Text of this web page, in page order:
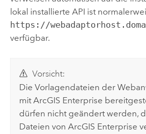
lokal installierte API ist
https://
verfügbar.
Vorsicht:
Die Vorlagendateien der
mitArcGIS Enterprise
dürfen nicht geändert werden,
Dateien vonArcGIS Enterprise